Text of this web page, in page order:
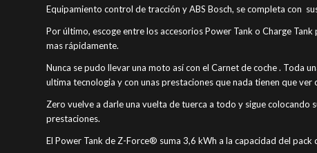
Equipamiento control de tracción y ABS Bosch, se completa con
Por último, escoge entre los accesorios Power Tank o Charge
mas rápidamente.
Nunca se pudo llevar una moto así con el Carnet de coche . Toda
ultima tecnologia y con unas prestaciones que nada tienen que
Zero vuelve a darle una vuelta de tuerca a todo y sigue
prestaciones.
El Power Tank de Z-Force® suma 3,6 kWh a la capacidad del pack